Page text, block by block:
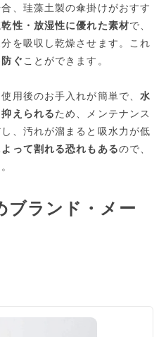
、珪藻土製の傘掛けがおすす
性・放湿性に優れた素材で、
を吸収し乾燥させます。これ
ぐ ことができます。
用後のお手入れが簡単で、水
えられるため、メンテナンス
、汚れが溜まると吸水力が低
って割れる恐れもあるので、
ブランド・メー